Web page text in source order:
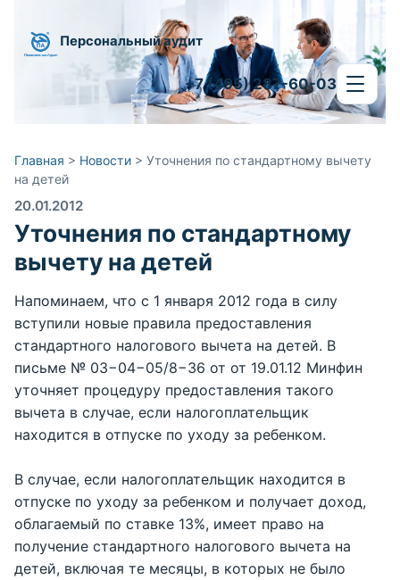
Персональный аудит
+7 (495) 287-60-03
Главная > Новости > Уточнения по стандартному вычету
на детей
20.01.2012
Уточнения по стандартному
вычету на детей
Напоминаем, что с 1 января 2012 года в силу
вступили новые правила предоставления
стандартного налогового вычета на детей. В
письме № 03−04−05/8−36 от от 19.01.12 Минфин
уточняет процедуру предоставления такого
вычета в случае, если налогоплательщик
находится в отпуске по уходу за ребенком.
В случае, если налогоплательщик находится в
отпуске по уходу за ребенком и получает доход,
облагаемый по ставке 13%, имеет право на
получение стандартного налогового вычета на
детей, включая те месяцы, в которых не было